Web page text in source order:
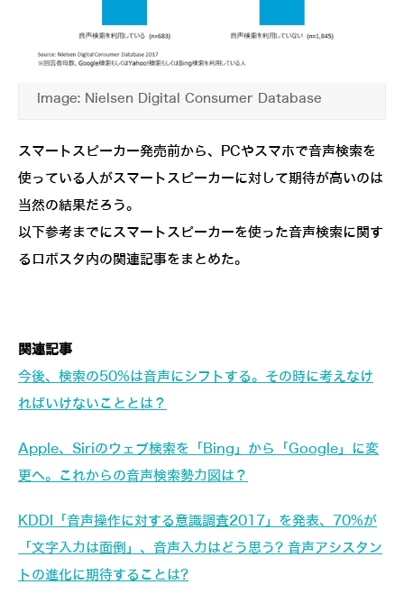
Image: Nielsen Digital Consumer Database
スマートスピーカー発売前から、PCやスマホで音声検索を
使っている人がスマートスピーカーに対して期待が高いのは
当然の結果だろう。
以下参考までにスマートスピーカーを使った音声検索に関す
るロボスタ内の関連記事をまとめた。
関連記事
今後、検索の50%は音声にシフトする。その時に考えなけ
ればいけないこととは？
Apple、Siriのウェブ検索を「Bing」から「Google」に変
更へ。これからの音声検索勢力図は？
KDDI「音声操作に対する意識調査2017」を発表、70%が
「文字入力は面倒」、音声入力はどう思う? 音声アシスタン
トの進化に期待することは?